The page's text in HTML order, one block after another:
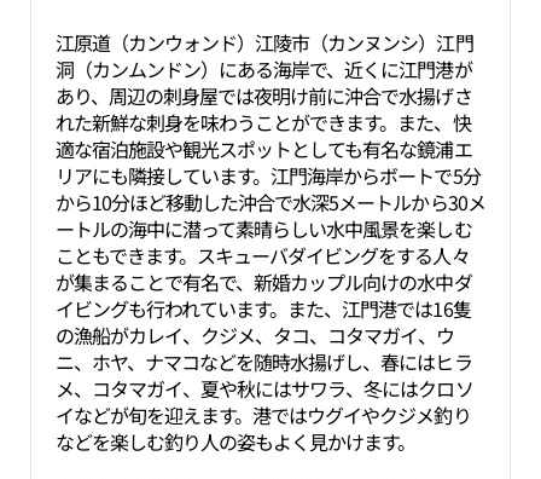
江原道（カンウォンド）江陵市（カンヌンシ）江門
洞（カンムンドン）にある海岸で、近くに江門港が
あり、周辺の刺身屋では夜明け前に沖合で水揚げさ
れた新鮮な刺身を味わうことができます。また、快
適な宿泊施設や観光スポットとしても有名な鏡浦エ
リアにも隣接しています。江門海岸からボートで5分
から10分ほど移動した沖合で水深5メートルから30メ
ートルの海中に潜って素晴らしい水中風景を楽しむ
こともできます。スキューバダイビングをする人々
が集まることで有名で、新婚カップル向けの水中ダ
イビングも行われています。また、江門港では16隻
の漁船がカレイ、クジメ、タコ、コタマガイ、ウ
ニ、ホヤ、ナマコなどを随時水揚げし、春にはヒラ
メ、コタマガイ、夏や秋にはサワラ、冬にはクロソ
イなどが旬を迎えます。港ではウグイやクジメ釣り
などを楽しむ釣り人の姿もよく見かけます。